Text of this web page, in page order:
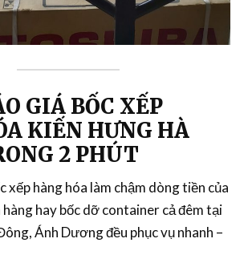
GIÁ BỐC XẾP
KIẾN HƯNG HÀ
2 PHÚT
xếp hàng hóa làm chậm dòng tiền của
hàng haybốc dỡ containercả đêm tại
Ánh Dương đều phục vụ nhanh –